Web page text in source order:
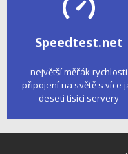
Speedtest.net
největší měřák rychlosti
připojení na světě s více
deseti tisíci servery